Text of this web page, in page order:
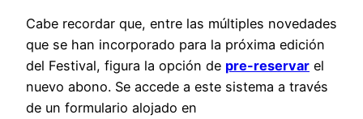
Cabe recordar que, entre las múltiples novedades
que se han incorporado para la próxima edición
del Festival, figura la opción de pre-reservar el
nuevo abono. Se accede a este sistema a través
de un formulario alojado en